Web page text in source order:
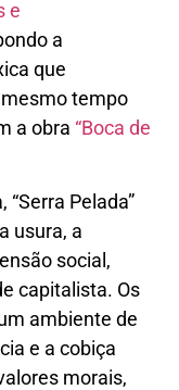
e
a
que
tempo
a obra “Boca de
Pelada”
usura, a
social,
capitalista. Os
ambiente de
e a cobiça
morais,